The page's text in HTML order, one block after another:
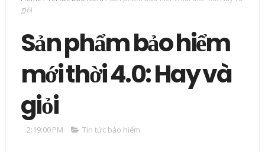
giỏi
Sản phẩm bảo hiểm
mới thời 4.0: Hay và
giỏi
2:19:00 PM Tin tức bảo hiểm